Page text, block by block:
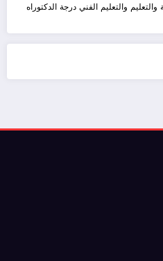
والتعليم الفني درجة الدكتوراه